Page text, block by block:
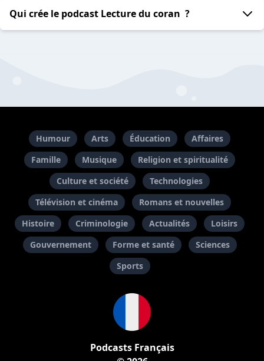
Qui crée le podcast Lecture du coran ?
Humour Arts Éducation
Affaires
Famille
Musique
Religion et spiritualité
Culture et société
Technologies
Télévision et cinéma
Romans et nouvelles
Histoire
Criminologie Actualités
Loisirs
Gouvernement
Forme et santé
Sciences
Sports
Podcasts Français